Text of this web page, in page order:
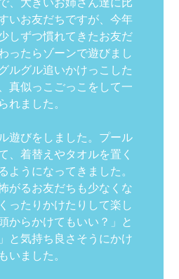
いお友だちですが、今年
しずつ慣れてきたお友だ
ったらゾーンで遊びまし
ルグル追いかけっこした
真似っこごっこをして一
れました。
遊びをしました。プール
、着替えやタオルを置く
ようになってきました。
がるお友だちも少なくな
ったりかけたりして楽し
からかけてもいい？」と
と気持ち良さそうにかけ
いました。